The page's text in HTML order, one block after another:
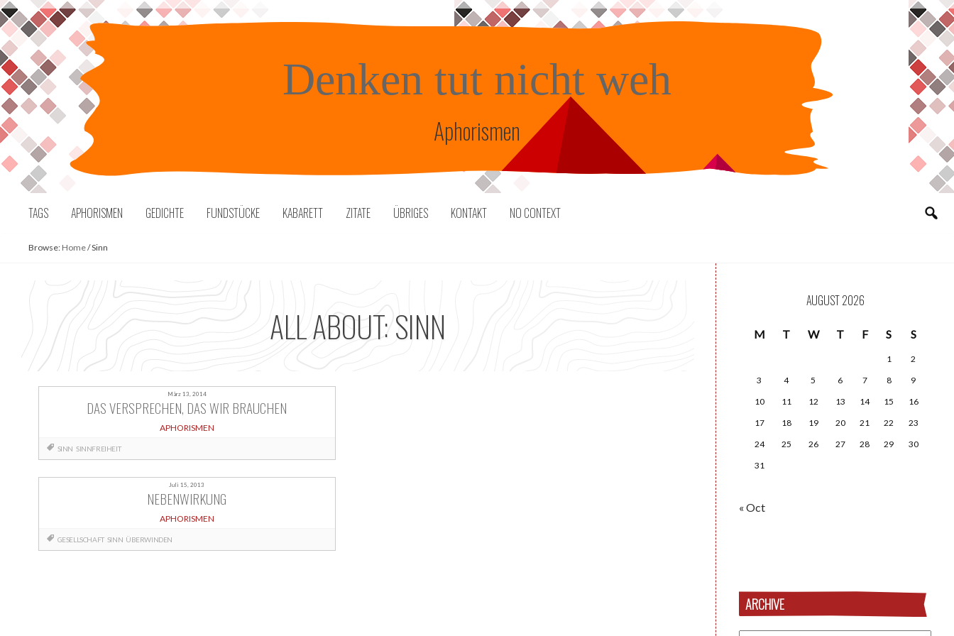
Skip
to
content
Denken tut nicht weh
Aphorismen
TAGS APHORISMEN GEDICHTE FUNDSTÜCKE KABARETT ZITATE ÜBRIGES KONTAKT NO CONTEXT
Browse: Home/Sinn
ALL ABOUT: SINN
März 13, 2014
DAS VERSPRECHEN, DAS WIR BRAUCHEN
APHORISMEN
SINN SINNFREIHEIT
Juli 15, 2013
NEBENWIRKUNG
APHORISMEN
GESELLSCHAFT SINN ÜBERWINDEN
AUGUST 2026
M T W T F S S
1
2
3
4 5 6 7 8
9
10
11 12 13 14 15
16
17
18 19 20 21 22
23
24
25 26 27 28 29
30
31
« Oct
ARCHIVE